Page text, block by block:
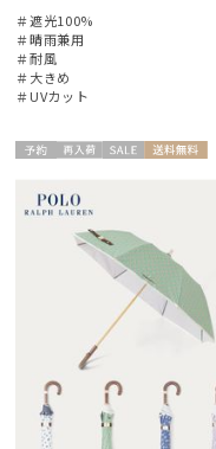
＃遮光100%
＃晴雨兼用
＃耐風
＃大きめ
＃UVカット
荷
ギフト
向け
N